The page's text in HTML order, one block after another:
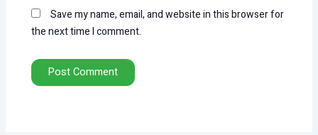
Save my name, email, and website in this browser for
the next time I comment.